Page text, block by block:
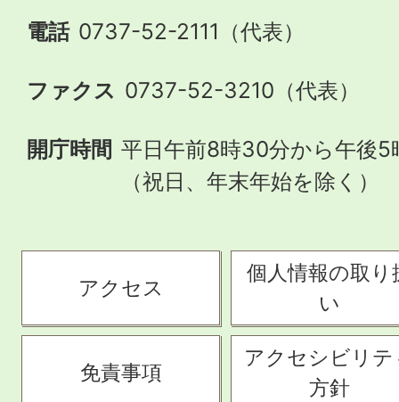
電話 0737-52-2111（代表）
ファクス 0737-52-3210（代表）
開庁時間 平日午前8時30分から午後5
（祝日、年末年始を除く）
アクセス
個人情報の取り
い
免責事項
アクセシビリテ
方針